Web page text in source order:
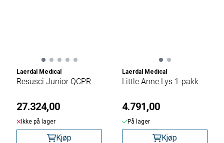
Laerdal Medical
Resusci Junior QCPR
27.324,00
Ikke på lager
Kjøp
Laerdal Medical
Little Anne Lys 1-pakk
4.791,00
På lager
Kjøp